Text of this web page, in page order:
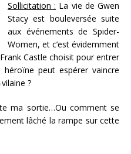
Sollicitation : La vie de Gwen
Stacy est bouleversée suite
aux événements de Spider-
Women, et c’est évidemment
Castle choisit pour entrer
peut espérer vaincre
?
ma sortie…Ou comment se
lâché la rampe sur cette